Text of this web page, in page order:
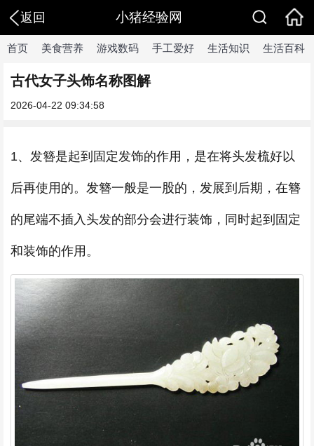
返回 小猪经验网
首页 美食营养 游戏数码 手工爱好 生活知识 生活百科
古代女子头饰名称图解
2026-04-22 09:34:58
1、发簪是起到固定发饰的作用，是在将头发梳好以
后再使用的。发簪一般是一股的，发展到后期，在簪
的尾端不插入头发的部分会进行装饰，同时起到固定
和装饰的作用。